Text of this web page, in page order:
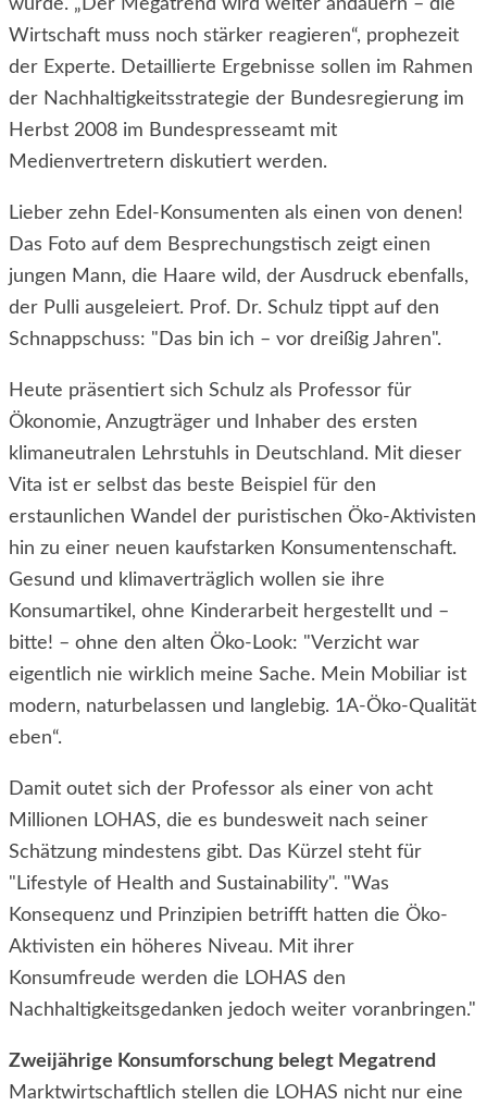
wurde. „Der Megatrend wird weiter andauern – die
Wirtschaft muss noch stärker reagieren“, prophezeit
der Experte. Detaillierte Ergebnisse sollen im Rahmen
der Nachhaltigkeitsstrategie der Bundesregierung im
Herbst 2008 im Bundespresseamt mit
Medienvertretern diskutiert werden.
Lieber zehn Edel-Konsumenten als einen von denen!
Das Foto auf dem Besprechungstisch zeigt einen
jungen Mann, die Haare wild, der Ausdruck ebenfalls,
der Pulli ausgeleiert. Prof. Dr. Schulz tippt auf den
Schnappschuss: "Das bin ich – vor dreißig Jahren".
Heute präsentiert sich Schulz als Professor für
Ökonomie, Anzugträger und Inhaber des ersten
klimaneutralen Lehrstuhls in Deutschland. Mit dieser
Vita ist er selbst das beste Beispiel für den
erstaunlichen Wandel der puristischen Öko-Aktivisten
hin zu einer neuen kaufstarken Konsumentenschaft.
Gesund und klimaverträglich wollen sie ihre
Konsumartikel, ohne Kinderarbeit hergestellt und –
bitte! – ohne den alten Öko-Look: "Verzicht war
eigentlich nie wirklich meine Sache. Mein Mobiliar ist
modern, naturbelassen und langlebig. 1A-Öko-Qualität
eben“.
Damit outet sich der Professor als einer von acht
Millionen LOHAS, die es bundesweit nach seiner
Schätzung mindestens gibt. Das Kürzel steht für
"Lifestyle of Health and Sustainability". "Was
Konsequenz und Prinzipien betrifft hatten die Öko-
Aktivisten ein höheres Niveau. Mit ihrer
Konsumfreude werden die LOHAS den
Nachhaltigkeitsgedanken jedoch weiter voranbringen."
Zweijährige Konsumforschung belegt Megatrend
Marktwirtschaftlich stellen die LOHAS nicht nur eine